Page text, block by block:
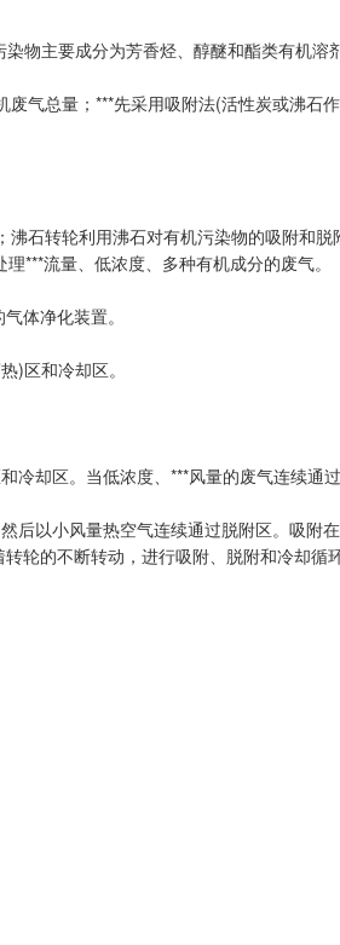
物主要成分为芳香烃、醇醚和酯类有机溶剂
气总量；***先采用吸附法(活性炭或沸
石转轮利用沸石对有机污染物的吸附和
***流量、低浓度、多种有机成分的废气。
体净化装置。
)区和冷却区。
却区。当低浓度、***风量的废气连续通
后以小风量热空气连续通过脱附区。吸
轮的不断转动，进行吸附、脱附和冷却循